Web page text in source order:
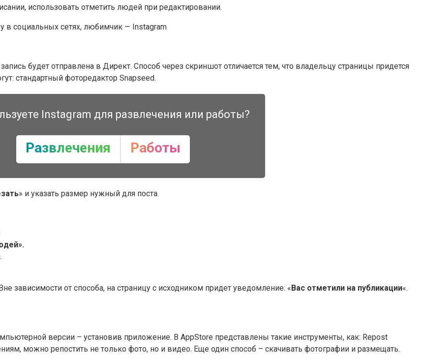
использовать отметить людей при редактировании.
в социальных сетях, любимчик — Instagram
будет отправлена в Директ. Способ через скриншот отличается тем, что владельцу страницы придется
стандартный фоторедактор Snapseed.
Instagram для развлечения или работы?
Развлечения Работы
» и указать размер нужный для поста.
зависимости от способа, на страницу с исходником придет уведомление: « Вас отметили на публикации«.
версии – установив приложение. В AppStore представлены такие инструменты, как: Repost
можно репостить не только фото, но и видео. Еще один способ – скачивать фотографии и размещать.